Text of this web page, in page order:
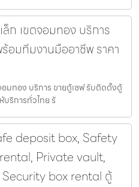
ก เขตจอมทอง บริการ
อมทีมงานมืออาชีพ ราคา
มทอง บริการ ขายตู้เซฟ รับติดตั้งตู้
ริการทั่วไทย รั
deposit box, Safety
Private vault,
box rental ตู้